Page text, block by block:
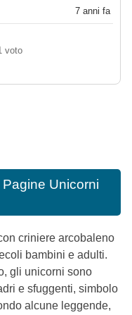
7 anni fa
piace
voto
Pagine Unicorni
criniere arcobaleno
bambini e adulti.
gli unicorni sono
e sfuggenti, simbolo
alcune leggende,